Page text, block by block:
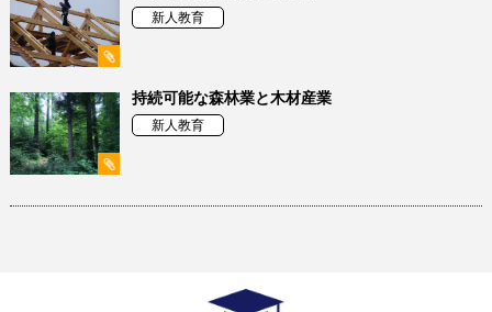
新人教育
持続可能な森林業と木材産業
新人教育